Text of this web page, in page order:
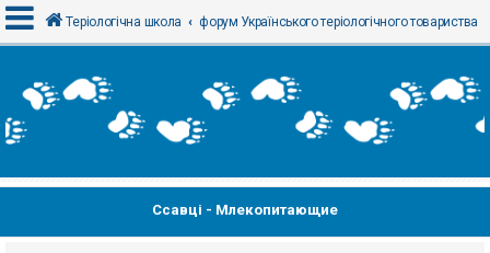
х
і
Теріологічна школа форум Українського теріологічного товариства
Ссавці - Млекопитающие